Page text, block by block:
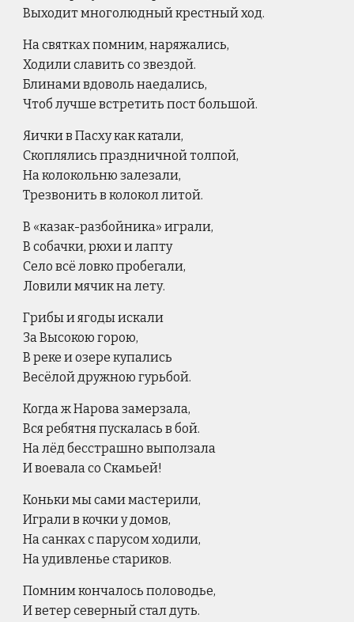
Выходит многолюдный крестный ход.
На святках помним, наряжались,
Ходили славить со звездой.
Блинами вдоволь наедались,
Чтоб лучше встретить пост большой.
Яички в Пасху как катали,
Скоплялись праздничной толпой,
На колокольню залезали,
Трезвонить в колокол литой.
В «казак-разбойника» играли,
В собачки, рюхи и лапту
Село всё ловко пробегали,
Ловили мячик на лету.
Грибы и ягоды искали
За Высокою горою,
В реке и озере купались
Весёлой дружною гурьбой.
Когда ж Нарова замерзала,
Вся ребятня пускалась в бой.
На лёд бесстрашно выползала
И воевала со Скамьей!
Коньки мы сами мастерили,
Играли в кочки у домов,
На санках с парусом ходили,
На удивленье стариков.
Помним кончалось половодье,
И ветер северный стал дуть.